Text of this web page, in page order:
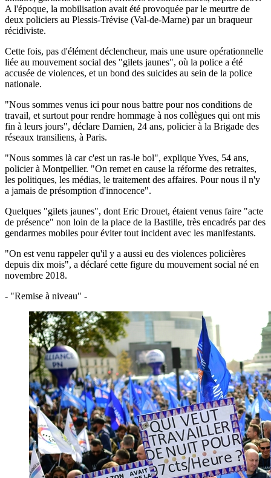
A l'époque, la mobilisation avait été provoquée par le meurtre de
deux policiers au Plessis-Trévise (Val-de-Marne) par un braqueur
récidiviste.
Cette fois, pas d'élément déclencheur, mais une usure opérationnelle
liée au mouvement social des "gilets jaunes", où la police a été
accusée de violences, et un bond des suicides au sein de la police
nationale.
"Nous sommes venus ici pour nous battre pour nos conditions de
travail, et surtout pour rendre hommage à nos collègues qui ont mis
fin à leurs jours", déclare Damien, 24 ans, policier à la Brigade des
réseaux transiliens, à Paris.
"Nous sommes là car c'est un ras-le bol", explique Yves, 54 ans,
policier à Montpellier. "On remet en cause la réforme des retraites,
les politiques, les médias, le traitement des affaires. Pour nous il n'y
a jamais de présomption d'innocence".
Quelques "gilets jaunes", dont Eric Drouet, étaient venus faire "acte
de présence" non loin de la place de la Bastille, très encadrés par des
gendarmes mobiles pour éviter tout incident avec les manifestants.
"On est venu rappeler qu'il y a aussi eu des violences policières
depuis dix mois", a déclaré cette figure du mouvement social né en
novembre 2018.
- "Remise à niveau" -